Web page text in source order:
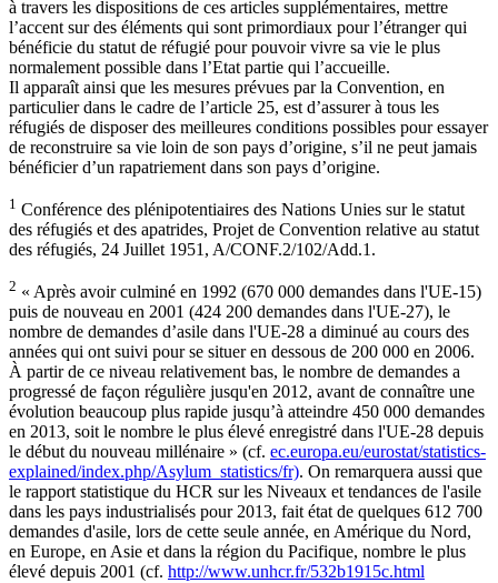
à travers les dispositions de ces articles supplémentaires, mettre
l’accent sur des éléments qui sont primordiaux pour l’étranger qui
bénéficie du statut de réfugié pour pouvoir vivre sa vie le plus
normalement possible dans l’Etat partie qui l’accueille.
Il apparaît ainsi que les mesures prévues par la Convention, en
particulier dans le cadre de l’article 25, est d’assurer à tous les
réfugiés de disposer des meilleures conditions possibles pour essayer
de reconstruire sa vie loin de son pays d’origine, s’il ne peut jamais
bénéficier d’un rapatriement dans son pays d’origine.
1 Conférence des plénipotentiaires des Nations Unies sur le statut
des réfugiés et des apatrides, Projet de Convention relative au statut
des réfugiés, 24 Juillet 1951, A/CONF.2/102/Add.1.
2 « Après avoir culminé en 1992 (670 000 demandes dans l'UE-15)
puis de nouveau en 2001 (424 200 demandes dans l'UE-27), le
nombre de demandes d’asile dans l'UE-28 a diminué au cours des
années qui ont suivi pour se situer en dessous de 200 000 en 2006.
À partir de ce niveau relativement bas, le nombre de demandes a
progressé de façon régulière jusqu'en 2012, avant de connaître une
évolution beaucoup plus rapide jusqu’à atteindre 450 000 demandes
en 2013, soit le nombre le plus élevé enregistré dans l'UE-28 depuis
le début du nouveau millénaire » (cf. ec.europa.eu/eurostat/statistics-
explained/index.php/Asylum_statistics/fr). On remarquera aussi que
le rapport statistique du HCR sur les Niveaux et tendances de l'asile
dans les pays industrialisés pour 2013, fait état de quelques 612 700
demandes d'asile, lors de cette seule année, en Amérique du Nord,
en Europe, en Asie et dans la région du Pacifique, nombre le plus
élevé depuis 2001 (cf. http://www.unhcr.fr/532b1915c.html